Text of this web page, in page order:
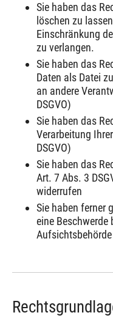
Sie haben das
löschen zu
Einschränkung
zu verlangen.
Sie haben das
Daten als Datei
an andere
DSGVO)
Sie haben das
Verarbeitung
DSGVO)
Sie haben das
Art. 7 Abs. 3
widerrufen
Sie haben ferner
eine Beschwerde